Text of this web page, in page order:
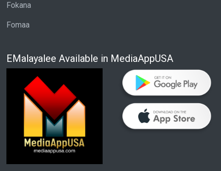
Fokana
Fomaa
EMalayalee Available in MediaAppUSA